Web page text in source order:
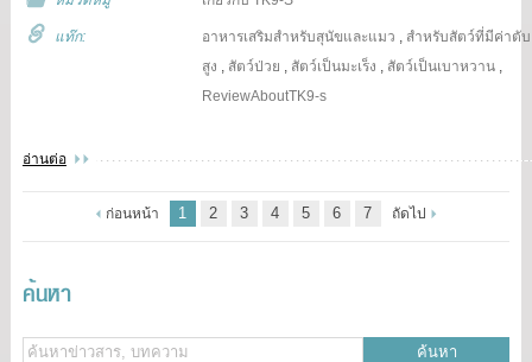
แท๊ก: อาหารเสริมสำหรับสุนัขและแมว , สำหรับสัตว์ที่มีค่าตับ
สูง , สัตว์ป่วย , สัตว์เป็นมะเร็ง , สัตว์เป็นเบาหวาน ,
ReviewAboutTK9-s
อ่านต่อ
ก่อนหน้า 1 2 3 4 5 6 7 ถัดไป
ค้นหา
ค้นหา